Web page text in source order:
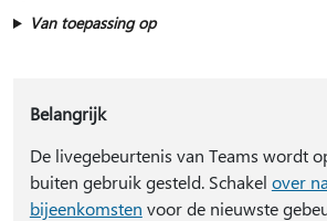
Van toepassing op
Belangrijk
De livegebeurtenis van Teams wordt
buiten gebruik gesteld. Schakel over
bijeenkomsten voor de nieuwste